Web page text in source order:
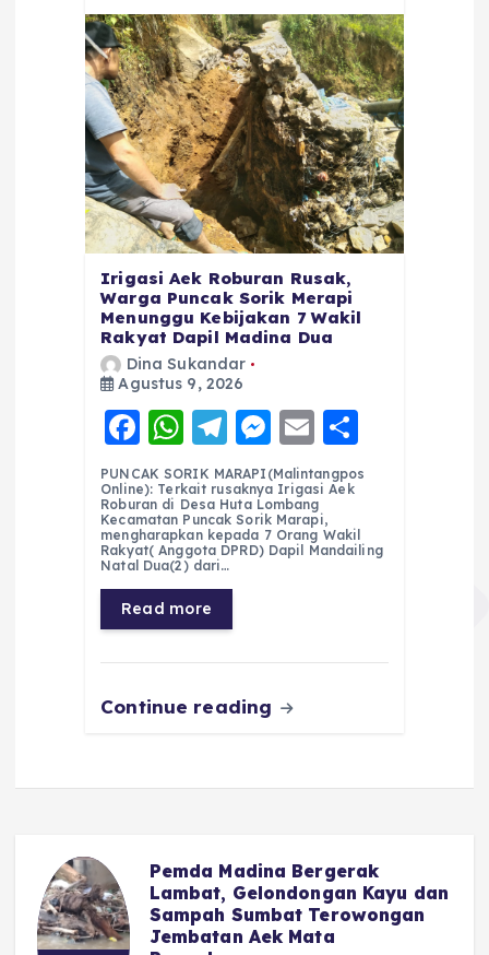
Irigasi Aek Roburan Rusak,
Warga Puncak Sorik Merapi
Menunggu Kebijakan 7 Wakil
Rakyat Dapil Madina Dua
Dina Sukandar
Agustus 9, 2026
F
a
c
e
b
o
o
k
W
h
a
ts
A
p
p
T
el
e
g
r
a
m
M
e
ss
e
n
E
m
ai
l
h
re
PUNCAK SORIK MARAPI(Malintangpos
Online): Terkait rusaknya Irigasi Aek
Roburan di Desa Huta Lombang
Kecamatan Puncak Sorik Marapi,
mengharapkan kepada 7 Orang Wakil
Rakyat( Anggota DPRD) Dapil Mandailing
Natal Dua(2) dari…
Read more
Continue reading
Pemda Madina Bergerak
Lambat, Gelondongan Kayu dan
Sampah Sumbat Terowongan
Jembatan Aek Mata